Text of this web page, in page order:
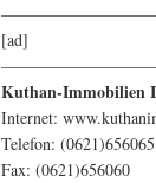
[ad]
Kuthan-Immobilien
Internet:
Telefon: (0621)656065
Fax: (0621)656060